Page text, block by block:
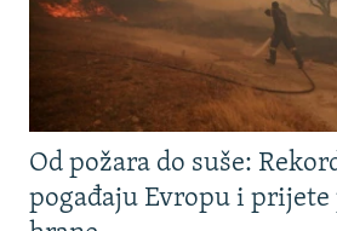
Od požara do suše:
pogađaju Evropu i